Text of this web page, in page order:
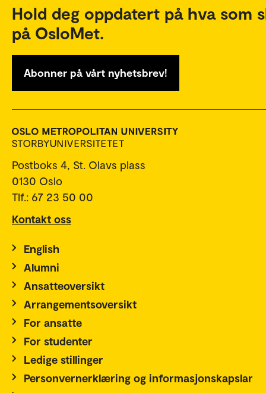
Hold deg oppdatert på hva som
på OsloMet.
Abonner på vårt nyhetsbrev!
Postboks 4, St. Olavs plass
0130 Oslo
Tlf.: 67 23 50 00
Kontakt oss
English
Alumni
Ansatteoversikt
Arrangementsoversikt
For ansatte
For studenter
Ledige stillinger
Personvernerklæring og informasjonskapslar